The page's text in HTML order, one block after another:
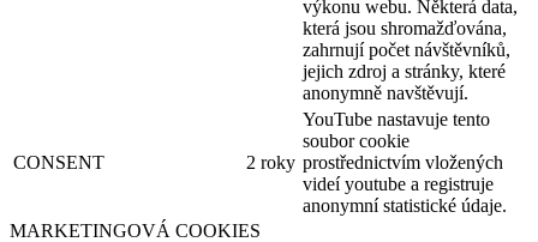
výkonu webu. Některá data,
která jsou shromažďována,
zahrnují počet návštěvníků,
jejich zdroj a stránky, které
anonymně navštěvují.
CONSENT 2 roky
YouTube nastavuje tento
soubor cookie
prostřednictvím vložených
videí youtube a registruje
anonymní statistické údaje.
MARKETINGOVÁ COOKIES